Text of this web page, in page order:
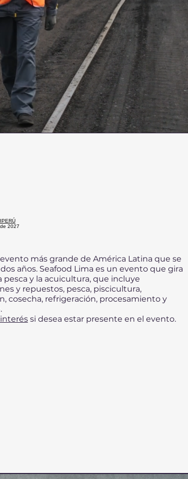
2027
más grande de América Latina que se
años. Seafood Lima es un evento que gira
pesca y la acuicultura, que incluye
y repuestos, pesca, piscicultura,
cosecha, refrigeración, procesamiento y
si desea estar presente en el evento.